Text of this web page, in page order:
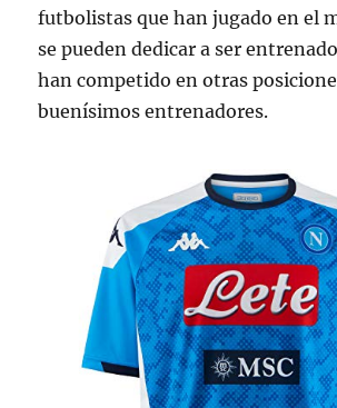
futbolistas que han jugado en el
se pueden dedicar a ser
han competido en otras
buenísimos entrenadores.